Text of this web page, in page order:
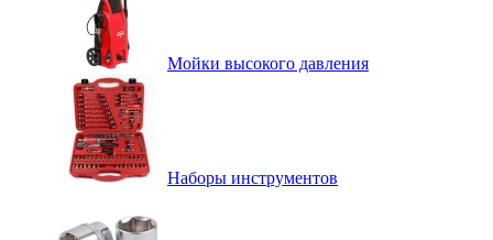
Мойки высокого давления
Наборы инструментов